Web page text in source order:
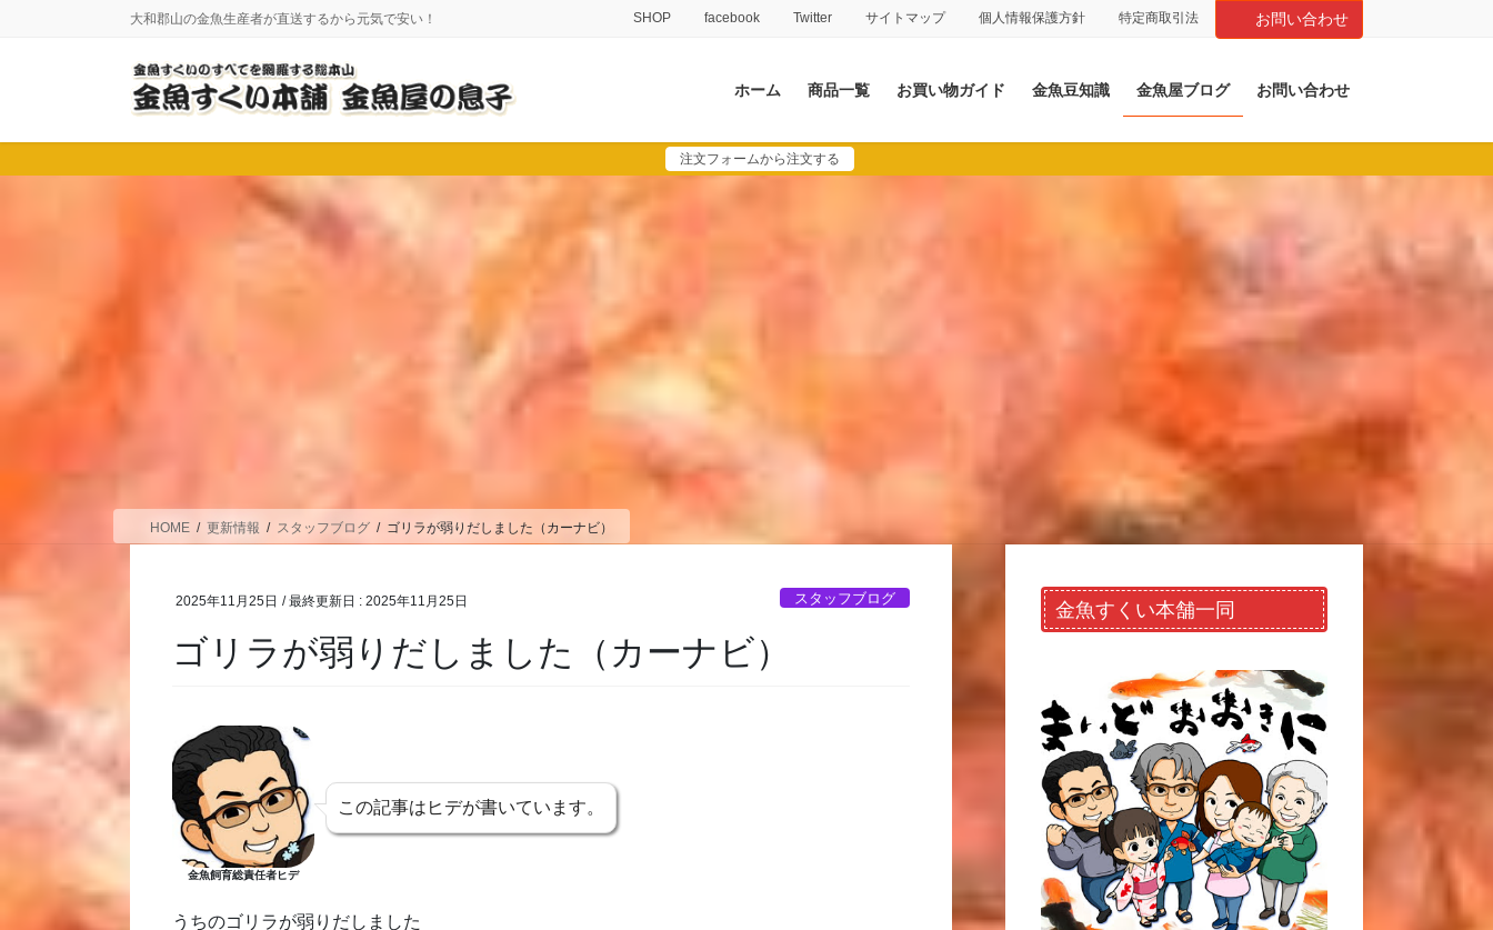
に
移
ョ
ン
大和郡山の金魚生産者が直送するから元気で安い！ SHOP facebook Twitter サイトマップ 個人情報保護方針 特定商取引法 お問い合わせ
ホーム 商品一覧 お買い物ガイド 金魚豆知識 金魚屋ブログ お問い合わせ
注文フォームから注文する
HOME 更新情報 スタッフブログ ゴリラが弱りだしました（カーナビ）
2025年11月25日 / 最終更新日 :2025年11月25日 スタッフブログ
ゴリラが弱りだしました（カーナビ）
金魚飼育総責任者ヒデ
この記事はヒデが書いています。
うちのゴリラが弱りだしました
金魚すくい本舗一同